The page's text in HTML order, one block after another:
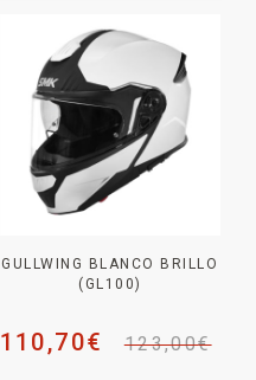
GULLWING BLANCO BRILLO
(GL100)
123,00€
110,70€